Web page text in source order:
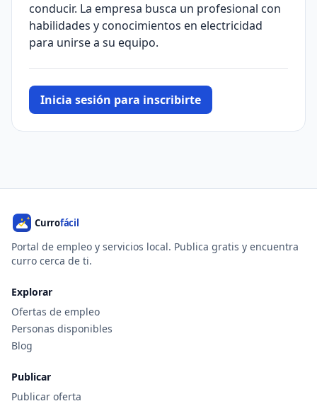
conducir. La empresa busca un profesional con
habilidades y conocimientos en electricidad
para unirse a su equipo.
Inicia sesión para inscribirte
Portal de empleo y servicios local. Publica gratis y encuentra
curro cerca de ti.
Explorar
Ofertas de empleo
Personas disponibles
Blog
Publicar
Publicar oferta